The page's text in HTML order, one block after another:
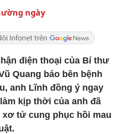
ngày
điện thoại của Bí thư
Quang báo bên bệnh
anh Lĩnh đồng ý ngay
kịp thời của anh đã
tử cung phục hồi mau